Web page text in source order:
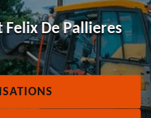
De Pallieres